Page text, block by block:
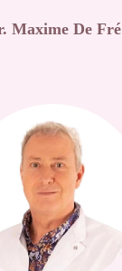
Maxime De Fré